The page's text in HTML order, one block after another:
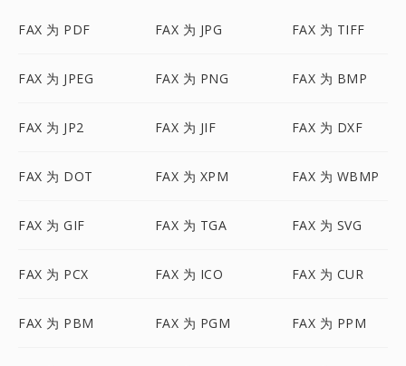
FAX 为 PDF FAX 为 JPG FAX 为 TIFF
FAX 为 JPEG FAX 为 PNG FAX 为 BMP
FAX 为 JP2 FAX 为 JIF FAX 为 DXF
FAX 为 DOT FAX 为 XPM FAX 为 WBMP
FAX 为 GIF FAX 为 TGA FAX 为 SVG
FAX 为 PCX FAX 为 ICO FAX 为 CUR
FAX 为 PBM FAX 为 PGM FAX 为 PPM